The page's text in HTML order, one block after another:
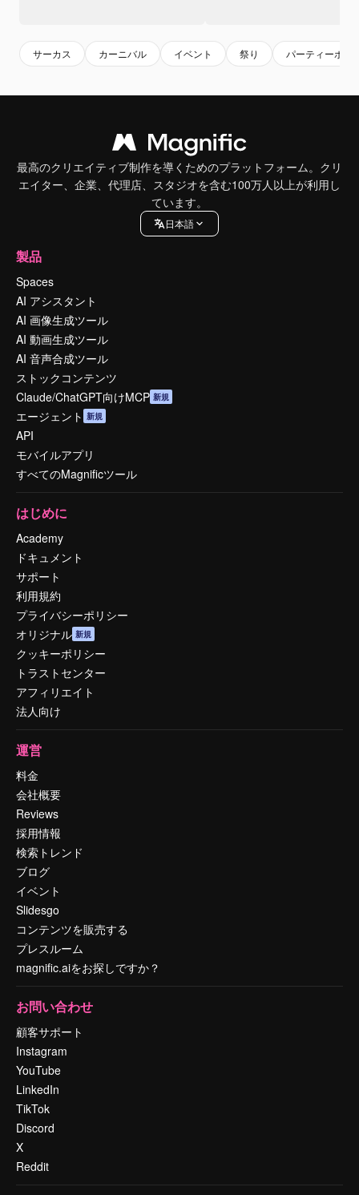
サーカス カーニバル イベント 祭り パーティーポス
最高のクリエイティブ制作を導くためのプラットフォーム。クリ
エイター、企業、代理店、スタジオを含む100万人以上が利用し
ています。
日本語
製品
Spaces
AI アシスタント
AI 画像生成ツール
AI 動画生成ツール
AI 音声合成ツール
ストックコンテンツ
Claude/ChatGPT向けMCP 新規
エージェント 新規
API
モバイルアプリ
すべてのMagnificツール
はじめに
Academy
ドキュメント
サポート
利用規約
プライバシーポリシー
オリジナル 新規
クッキーポリシー
トラストセンター
アフィリエイト
法人向け
運営
料金
会社概要
Reviews
採用情報
検索トレンド
ブログ
イベント
Slidesgo
コンテンツを販売する
プレスルーム
magnific.aiをお探しですか？
お問い合わせ
顧客サポート
Instagram
YouTube
LinkedIn
TikTok
Discord
X
Reddit